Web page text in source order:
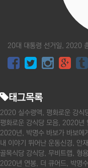
20대 대통령 선거일, 2020
태그목록
2020 실수령액 평화로운 강식
평화로운 강식당 모음 2020년
2020년
박명수 바보가 바보에게
내 이야기 뛰어난 운동신경
안
골목식당 강식당 무비트랩 형
2020년 연봉 더 큐어드 박명